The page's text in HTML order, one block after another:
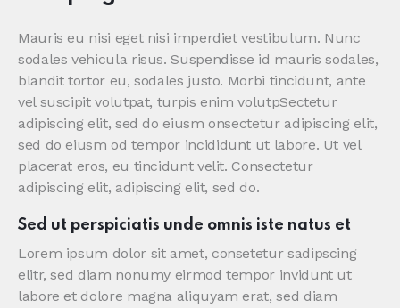
Mauris eu nisi eget nisi imperdiet vestibulum. Nunc
sodales vehicula risus. Suspendisse id mauris sodales,
blandit tortor eu, sodales justo. Morbi tincidunt, ante
vel suscipit volutpat, turpis enim volutpSectetur
adipiscing elit, sed do eiusm onsectetur adipiscing elit,
sed do eiusm od tempor incididunt ut labore. Ut vel
placerat eros, eu tincidunt velit. Consectetur
adipiscing elit, adipiscing elit, sed do.
Sed ut perspiciatis unde omnis iste natus et
Lorem ipsum dolor sit amet, consetetur sadipscing
elitr, sed diam nonumy eirmod tempor invidunt ut
labore et dolore magna aliquyam erat, sed diam